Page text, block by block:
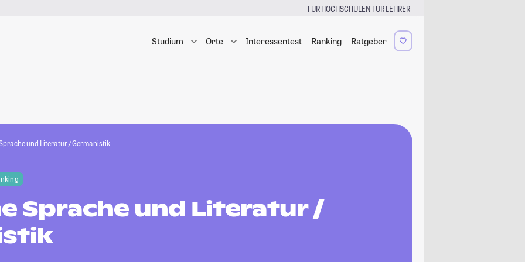
FÜR HOCHSCHULEN|FÜR LEHRER
Studium Orte Interessentest Ranking Ratgeber
und Literatur / Germanistik
Sprache und Literatur /